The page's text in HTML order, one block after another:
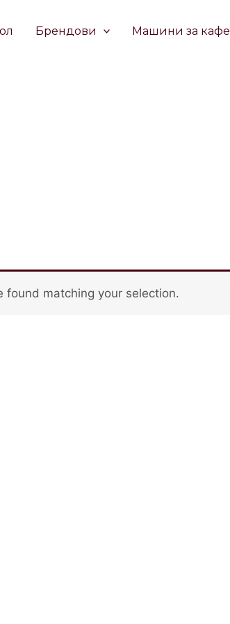
Брендови Машини за кафе
found matching your selection.